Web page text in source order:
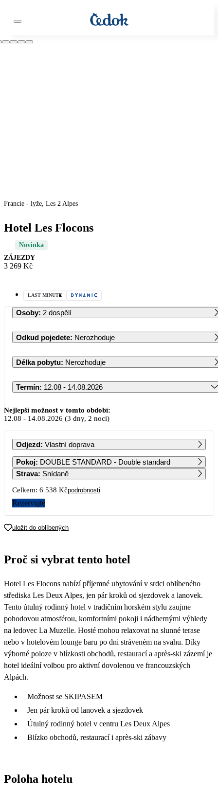
Francie - lyže, Les 2 Alpes
Hotel Les Flocons
Novinka
ZÁJEZDY
3 269 Kč
LAST MINUTE
Osoby: 2 dospělí
Odkud pojedete: Nerozhoduje
Délka pobytu: Nerozhoduje
Termín: 12.08 - 14.08.2026
Srpen 2026
PO ÚT ST ČT PÁ SO NE
1 2
3 4 5 6 7 8 9
10
3 269 3 629 3 989 3 629 3 269
17 18
24
3 269
25 26 27
31
Nejlepší možnost v tomto období:
12.08 - 14.08.2026 (3 dny, 2 noci)
Odjezd: Vlastní doprava
Pokoj: DOUBLE STANDARD - Double standard
Strava: Snídaně
Celkem: 6 538 Kčpodrobnosti
Rezervujte
uložit do oblíbených
Proč si vybrat tento hotel
Hotel Les Flocons nabízí příjemné ubytování v srdci oblíbeného
střediska Les Deux Alpes, jen pár kroků od sjezdovek a lanovek.
Tento útulný rodinný hotel v tradičním horském stylu zaujme
pohodovou atmosférou, komfortními pokoji i nádhernými výhledy
na ledovec La Muzelle. Hosté mohou relaxovat na slunné terase
nebo v hotelovém lounge baru po dni stráveném na svahu. Díky
výborné poloze v blízkosti obchodů, restaurací a après-ski zázemí je
hotel ideální volbou pro aktivní dovolenou ve francouzských
Alpách.
Možnost se SKIPASEM
Jen pár kroků od lanovek a sjezdovek
Útulný rodinný hotel v centru Les Deux Alpes
Blízko obchodů, restaurací i après-ski zábavy
Poloha hotelu